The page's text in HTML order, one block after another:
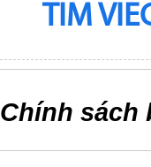
TIM
Chính sách